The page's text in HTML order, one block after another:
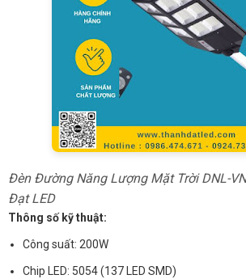
Đèn Đường Năng Lượng Mặt Trời DNL-
Đạt LED
Thông số kỹ thuật:
Công suất: 200W
Chip LED: 5054 (137 LED SMD)